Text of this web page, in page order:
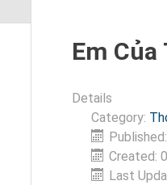
Em Của
Details
Category:
Created:
Last